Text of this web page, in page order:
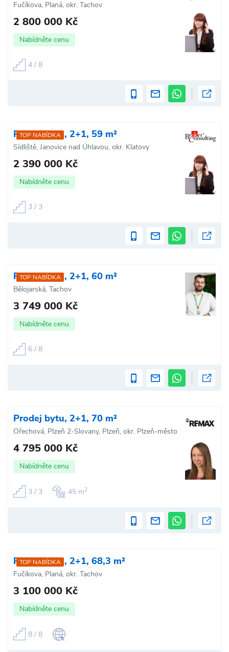
Fučíkova, Planá, okr. Tachov
2 800 000 Kč
Nabídněte cenu
4 / 8
TOP NABÍDKA
Prodej bytu, 2+1, 59 m²
Sídliště, Janovice nad Úhlavou, okr. Klatovy
2 390 000 Kč
Nabídněte cenu
3 / 3
TOP NABÍDKA
Prodej bytu, 2+1, 60 m²
Bělojarská, Tachov
3 749 000 Kč
Nabídněte cenu
6 / 8
Prodej bytu, 2+1, 70 m²
Ořechová, Plzeň 2-Slovany, Plzeň, okr. Plzeň-město
4 795 000 Kč
Nabídněte cenu
3 / 3 45 m2
TOP NABÍDKA
Prodej bytu, 2+1, 68,3 m²
Fučíkova, Planá, okr. Tachov
3 100 000 Kč
Nabídněte cenu
8 / 8